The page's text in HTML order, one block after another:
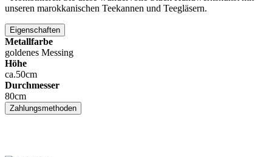
unseren marokkanischen Teekannen und Teegläsern.
Eigenschaften
Metallfarbe
goldenes Messing
Höhe
ca.50cm
Durchmesser
80cm
Zahlungsmethoden